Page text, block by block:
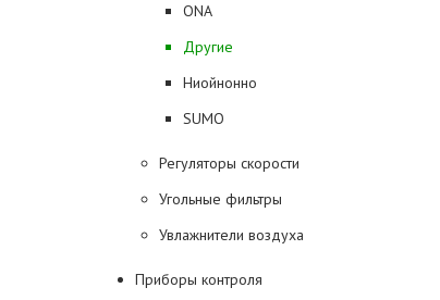
ONA
Другие
Ниойнонно
SUMO
Регуляторы скорости
Угольные фильтры
Увлажнители воздуха
Приборы контроля